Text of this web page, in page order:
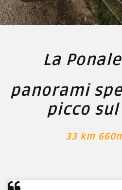
La
panorami
picco sul
33 km